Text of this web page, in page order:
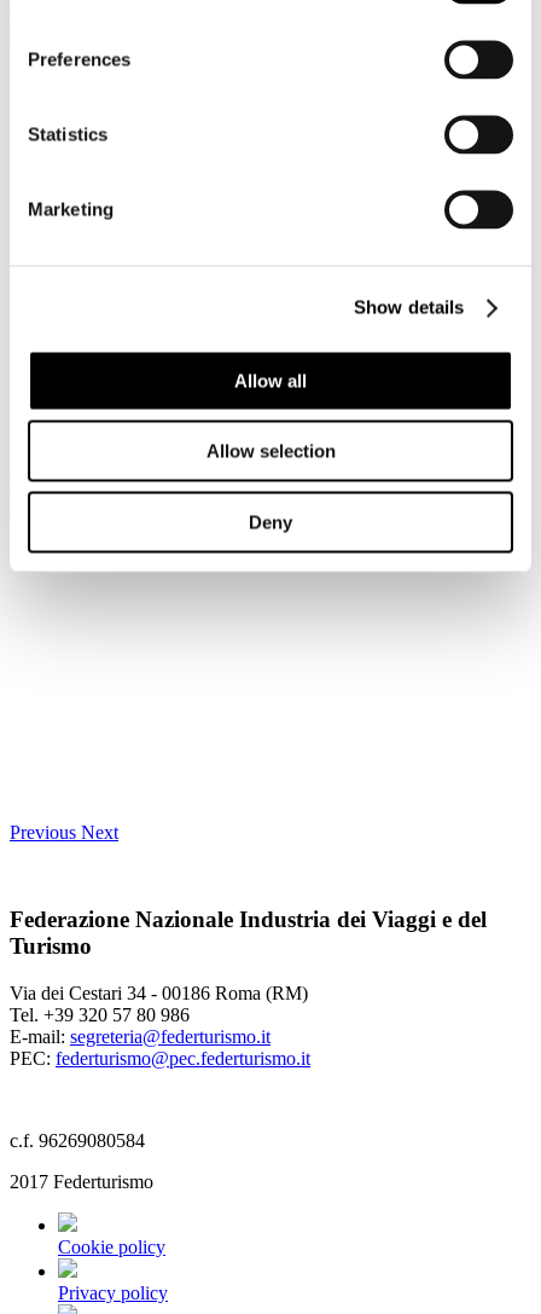
Preferences
Statistics
Marketing
Show details
Allow all
Allow selection
Deny
Ricordami
Login
Risparmia con le nostre convenzioni
Previous Next
Federazione Nazionale Industria dei Viaggi e del
Turismo
Via dei Cestari 34 - 00186 Roma (RM)
Tel. +39 320 57 80 986
E-mail: segreteria@federturismo.it
PEC: federturismo@pec.federturismo.it
c.f. 96269080584
2017 Federturismo
Cookie policy
Privacy policy